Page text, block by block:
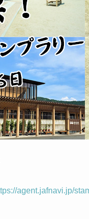
agent.jafnavi.jp/